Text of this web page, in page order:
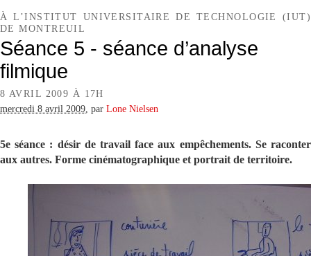
À L’INSTITUT UNIVERSITAIRE DE TECHNOLOGIE (IUT)
DE MONTREUIL
Séance 5 - séance d’analyse
filmique
8 AVRIL 2009 À 17H
mercredi 8 avril 2009 par Lone Nielsen
5e séance : désir de travail face aux empêchements. Se raconter
aux autres. Forme cinématographique et portrait de territoire.